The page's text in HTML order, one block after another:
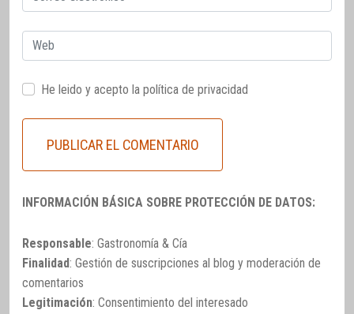
electrónico
Web
He leido y acepto la política de privacidad
INFORMACIÓN BÁSICA SOBRE PROTECCIÓN DE DATOS:
Responsable: Gastronomía & Cía
Finalidad: Gestión de suscripciones al blog y moderación de
comentarios
Legitimación: Consentimiento del interesado